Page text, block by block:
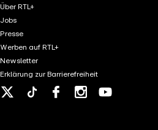
Über RTL+
Jobs
Presse
Werben auf RTL+
Newsletter
Erklärung zur Barrierefreiheit
Tiktok FacebookInstagram